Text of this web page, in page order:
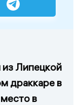
из Липецкой
драккаре в
в